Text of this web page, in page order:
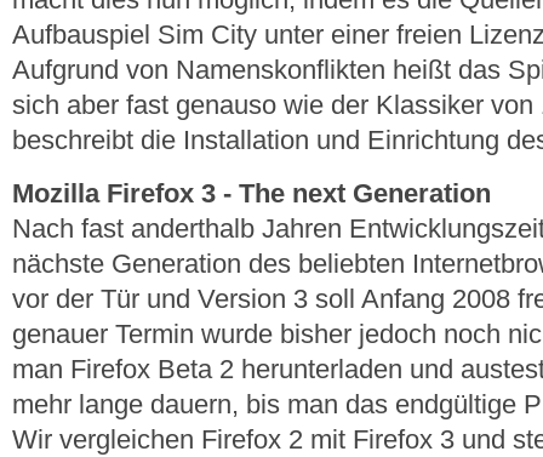
Aufbauspiel Sim City unter einer freien
Aufgrund von Namenskonflikten heißt das
sich aber fast genauso wie der Klassiker von
beschreibt die Installation und Einrichtung
Mozilla Firefox 3 - The next Generation
Nach fast anderthalb Jahren
nächste Generation des beliebten
vor der Tür und Version 3 soll Anfang 2008
genauer Termin wurde bisher jedoch noch
man Firefox Beta 2 herunterladen und
mehr lange dauern, bis man das endgültige
Wir vergleichen Firefox 2 mit Firefox 3 und